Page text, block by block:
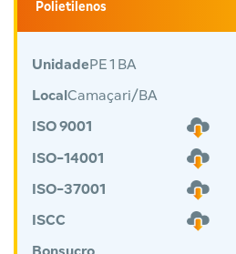
Polietilenos
Unidade PE 1 BA
Local Camaçari/BA
ISO 9001
ISO-14001
ISO-37001
ISCC